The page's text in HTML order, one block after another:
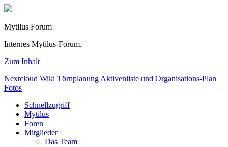
Mytilus Forum
Internes Mytilus-Forum.
Zum Inhalt
Nextcloud Wiki Törnplanung Aktivenliste und Organisations-Plan
Fotos
Schnellzugriff
Mytilus
Foren
Mitglieder
Das Team